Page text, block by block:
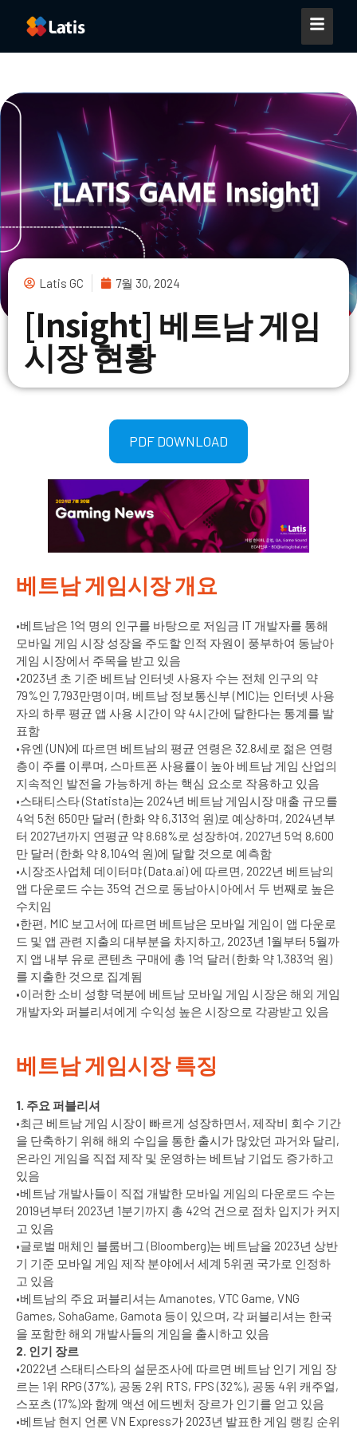
Latis GC 7월 30, 2024
[Insight] 베트남 게임
시장 현황​
PDF DOWNLOAD
베트남 게임시장 개요
•베트남은 1억 명의 인구를 바탕으로 저임금 IT 개발자를 통해
모바일 게임 시장 성장을 주도할 인적 자원이 풍부하여 동남아
게임 시장에서 주목을 받고 있음
•2023년 초 기준 베트남 인터넷 사용자 수는 전체 인구의 약
79%인 7,793만명이며, 베트남 정보통신부 (MIC)는 인터넷 사용
자의 하루 평균 앱 사용 시간이 약 4시간에 달한다는 통계를 발
표함
•유엔 (UN)에 따르면 베트남의 평균 연령은 32.8세로 젊은 연령
층이 주를 이루며, 스마트폰 사용률이 높아 베트남 게임 산업의
지속적인 발전을 가능하게 하는 핵심 요소로 작용하고 있음
•스태티스타 (Statista)는 2024년 베트남 게임시장 매출 규모를
4억 5천 650만 달러 (한화 약 6,313억 원)로 예상하며, 2024년부
터 2027년까지 연평균 약 8.68%로 성장하여, 2027년 5억 8,600
만 달러 (한화 약 8,104억 원)에 달할 것으로 예측함
•시장조사업체 데이터먀 (Data.ai) 에 따르면, 2022년 베트남의
앱 다운로드 수는 35억 건으로 동남아시아에서 두 번째로 높은
수치임
•한편, MIC 보고서에 따르면 베트남은 모바일 게임이 앱 다운로
드 및 앱 관련 지출의 대부분을 차지하고, 2023년 1월부터 5월까
지 앱 내부 유로 콘텐츠 구매에 총 1억 달러 (한화 약 1,383억 원)
를 지출한 것으로 집계됨
•이러한 소비 성향 덕분에 베트남 모바일 게임 시장은 해외 게임
개발자와 퍼블리셔에게 수익성 높은 시장으로 각광받고 있음
베트남 게임시장 특징
1. 주요 퍼블리셔
•최근 베트남 게임 시장이 빠르게 성장하면서, 제작비 회수 기간
을 단축하기 위해 해외 수입을 통한 출시가 많았던 과거와 달리,
온라인 게임을 직접 제작 및 운영하는 베트남 기업도 증가하고
있음
•베트남 개발사들이 직접 개발한 모바일 게임의 다운로드 수는
2019년부터 2023년 1분기까지 총 42억 건으로 점차 입지가 커지
고 있음
•글로벌 매체인 블룸버그 (Bloomberg)는 베트남을 2023년 상반
기 기준 모바일 게임 제작 분야에서 세계 5위권 국가로 인정하
고 있음
•베트남의 주요 퍼블리셔는 Amanotes, VTC Game, VNG
Games, SohaGame, Gamota 등이 있으며, 각 퍼블리셔는 한국
을 포함한 해외 개발사들의 게임을 출시하고 있음
2. 인기 장르
•2022년 스태티스타의 설문조사에 따르면 베트남 인기 게임 장
르는 1위 RPG (37%), 공동 2위 RTS, FPS (32%), 공동 4위 캐주얼,
스포츠 (17%)와 함께 액션 에드벤처 장르가 인기를 얻고 있음
•베트남 현지 언론 VN Express가 2023년 발표한 게임 랭킹 순위